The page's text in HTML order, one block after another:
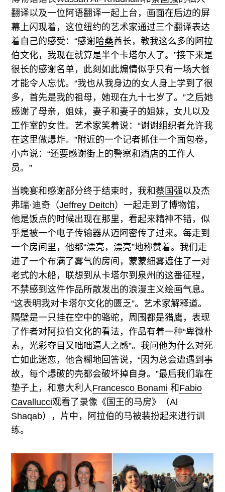
翻译以及一位阿语翻译一起上台，画面在后边的屏
幕上闪现着，这位纽约的艺术家通过三个翻译表达
着自己的感受：“感谢哈桑酋长，教我这么多的阿拉
伯文化，我现在就算是半个卡塔尔人了。”接下来是
很长的感谢名单，此刻如此煽情似乎只有一场大餐
才能令人忘忧。“我也从我身边的女人身上学到了很
多，首先是我的祖母，她现在九十七岁了。”之后她
感谢了母亲，姐妹，妻子和妻子的姐妹，女儿以及
工作室的女性。艺术家笑着说：“谢谢组织者允许我
在这里做爆炸。”附近的一个记者抓住一个面包卷，
小声说：“还要感谢街上的警察和酒店的工作人
员。”
当晚宴和感谢部分终于结束时，我和 蔡国强以及杰
弗瑞·迪奇（Jeffrey Deitch）一起走到了博物馆，
他是饭点的时候出现在那里，看起来精神不错，似
乎是被一个电子传输器从迈阿密传了过来。每走到
一个房间里，他都“漂亮，漂亮”地称赞着。我们走
进了一个布满了雾气的房间，蒙蒙细雾遮住了一对
老式的木船，联想到从卡塔尔到泉州的这番征程，
不禁感到这件作品所散发出的浪漫主义绘画气息。
“这表明我对卡塔尔文化的匮乏”。艺术家解释道。
隔壁是一只挂在空中的骆驼，周围都是猎鹰，表现
了作者对阿拉伯文化的看法，作品有着一种“卑微朴
素，光彩夺目又咄咄逼人之感”。我问他为什么对死
亡如此迷恋，他含糊地回答说，“因为总会遭遇到事
故，每个爆破的壳都会破坏掉自身。”最后我们靠在
垫子上，和意大利人Francesco Bonami 和 Fabio
Cavallucci观看了录像《国王的马房》（Al
Shaqab），片中，阿拉伯的马被装扮起来进行训
练。